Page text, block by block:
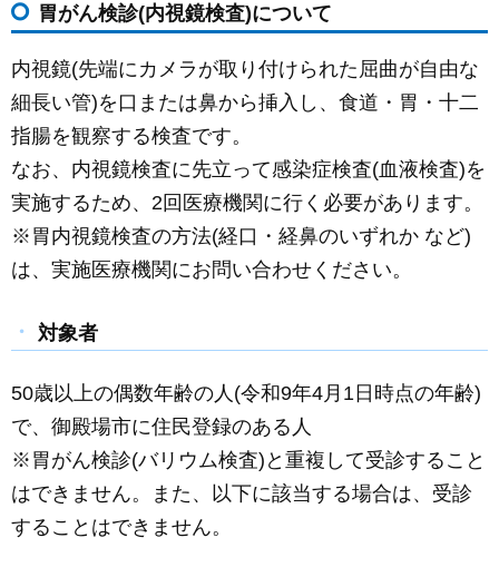
c
e
b
o
o
k
ail ss
e
n
g
er
e
胃がん検診(内視鏡検査)について
内視鏡(先端にカメラが取り付けられた屈曲が自由な
細長い管)を口または鼻から挿入し、食道・胃・十二
指腸を観察する検査です。
なお、内視鏡検査に先立って感染症検査(血液検査)を
実施するため、2回医療機関に行く必要があります。
※胃内視鏡検査の方法(経口・経鼻のいずれか など)
は、実施医療機関にお問い合わせください。
対象者
50歳以上の偶数年齢の人(令和9年4月1日時点の年齢)
で、御殿場市に住民登録のある人
※胃がん検診(バリウム検査)と重複して受診すること
はできません。また、以下に該当する場合は、受診
することはできません。